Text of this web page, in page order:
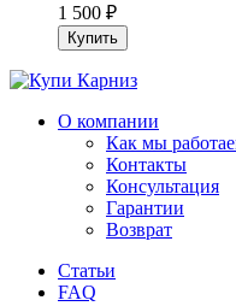
1 500 ₽
О компании
Как мы
Контакты
Консультация
Гарантии
Возврат
Статьи
FAQ